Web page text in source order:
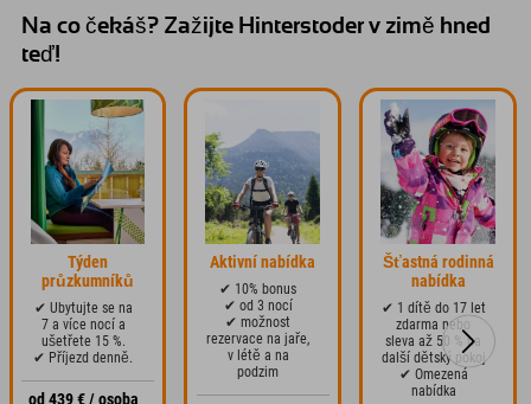
Na co čekáš? Zažijte Hinterstoder v zimě hned
teď!
Týden
průzkumníků
✔ Ubytujte se na
7 a více nocí a
ušetřete 15 %.
✔ Příjezd denně.
od 439 € / osoba
Aktivní nabídka
✔ 10% bonus
✔ od 3 nocí
✔ možnost
rezervace na jaře,
v létě a na
podzim
Šťastná rodinná
nabídka
✔ 1 dítě do 17 let
zdarma nebo
sleva až 50 % na
další dětský pokoj
✔ Omezená
nabídka